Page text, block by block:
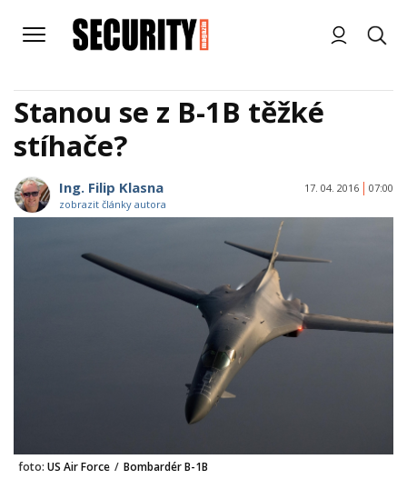
Stanou se z B-1B těžké
stíhače?
Ing. Filip Klasna
zobrazit články autora
17. 04. 2016 07:00
foto: US Air Force / Bombardér B-1B